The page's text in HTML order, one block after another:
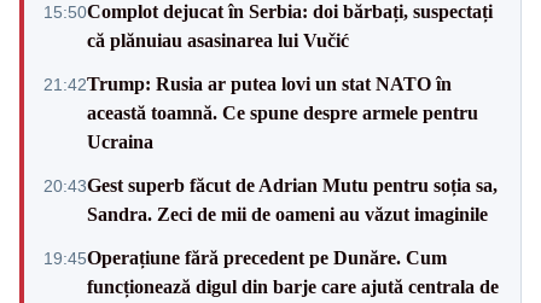
15:50Complot dejucat în Serbia: doi bărbați, suspectați
că plănuiau asasinarea lui Vučić
21:42Trump: Rusia ar putea lovi un stat NATO în
această toamnă. Ce spune despre armele pentru
Ucraina
20:43Gest superb făcut de Adrian Mutu pentru soția sa,
Sandra. Zeci de mii de oameni au văzut imaginile
19:45Operațiune fără precedent pe Dunăre. Cum
funcționează digul din barje care ajută centrala de